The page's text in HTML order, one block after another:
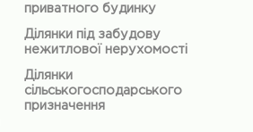
приватного будинку
Ділянки під забудову
нежитлової нерухомості
Ділянки
сільськогосподарського
призначення